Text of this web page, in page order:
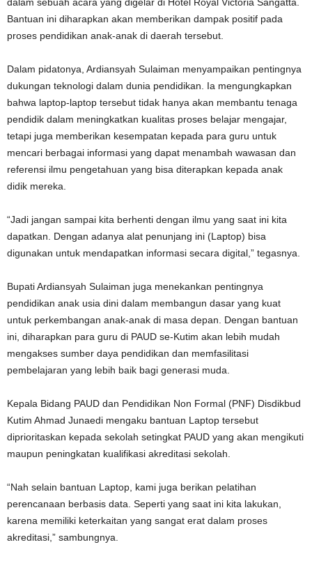
dalam sebuah acara yang digelar di Hotel Royal Victoria Sangatta.
Bantuan ini diharapkan akan memberikan dampak positif pada
proses pendidikan anak-anak di daerah tersebut.
Dalam pidatonya, Ardiansyah Sulaiman menyampaikan pentingnya
dukungan teknologi dalam dunia pendidikan. Ia mengungkapkan
bahwa laptop-laptop tersebut tidak hanya akan membantu tenaga
pendidik dalam meningkatkan kualitas proses belajar mengajar,
tetapi juga memberikan kesempatan kepada para guru untuk
mencari berbagai informasi yang dapat menambah wawasan dan
referensi ilmu pengetahuan yang bisa diterapkan kepada anak
didik mereka.
“Jadi jangan sampai kita berhenti dengan ilmu yang saat ini kita
dapatkan. Dengan adanya alat penunjang ini (Laptop) bisa
digunakan untuk mendapatkan informasi secara digital,” tegasnya.
Bupati Ardiansyah Sulaiman juga menekankan pentingnya
pendidikan anak usia dini dalam membangun dasar yang kuat
untuk perkembangan anak-anak di masa depan. Dengan bantuan
ini, diharapkan para guru di PAUD se-Kutim akan lebih mudah
mengakses sumber daya pendidikan dan memfasilitasi
pembelajaran yang lebih baik bagi generasi muda.
Kepala Bidang PAUD dan Pendidikan Non Formal (PNF) Disdikbud
Kutim Ahmad Junaedi mengaku bantuan Laptop tersebut
diprioritaskan kepada sekolah setingkat PAUD yang akan mengikuti
maupun peningkatan kualifikasi akreditasi sekolah.
“Nah selain bantuan Laptop, kami juga berikan pelatihan
perencanaan berbasis data. Seperti yang saat ini kita lakukan,
karena memiliki keterkaitan yang sangat erat dalam proses
akreditasi,” sambungnya.